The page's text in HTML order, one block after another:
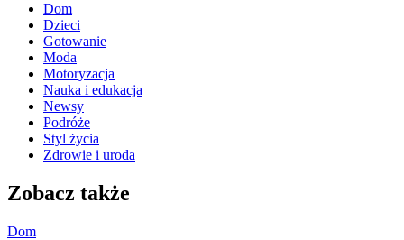
Dom
Dzieci
Gotowanie
Moda
Motoryzacja
Nauka i edukacja
Newsy
Podróże
Styl życia
Zdrowie i uroda
Zobacz także
Dom